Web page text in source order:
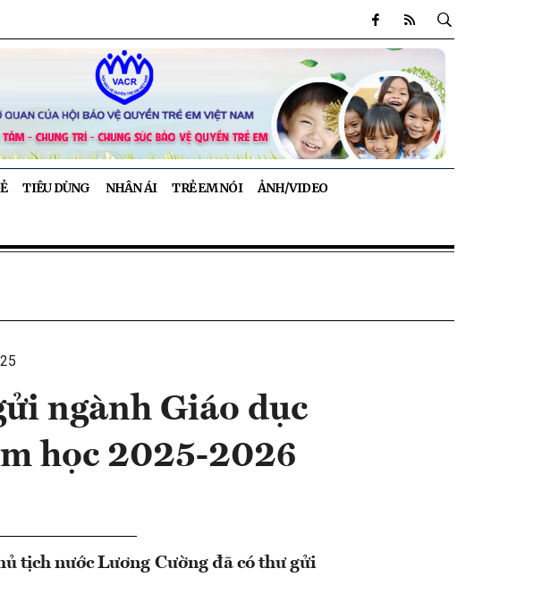
TIÊU DÙNG NHÂN ÁI TRẺ EM NÓI ẢNH/VIDEO
ngành Giáo dục
học 2025-2026
tịch nước Lương Cường đã có thư gửi